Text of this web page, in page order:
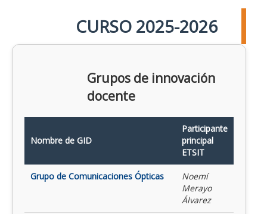
CURSO 2025-2026
Grupos de innovación
docente
Nombre de GID
Participante
principal
ETSIT
Grupo de Comunicaciones Ópticas
Noemí
Merayo
Álvarez